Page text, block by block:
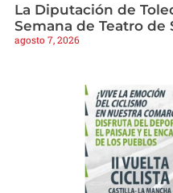
La Diputación de
Semana de Teatro de
agosto 7, 2026